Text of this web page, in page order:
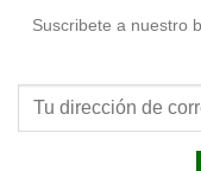
Suscribete a nuestro